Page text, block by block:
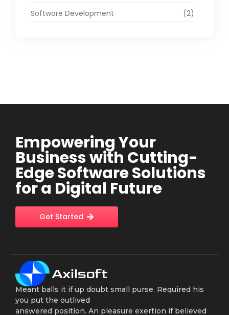
Software Development
(2)
Empowering Your
Business with Cutting-
Edge Software Solutions
for a Digital Future
Get Started
Meant balls it if up doubt small purse. Required his
you put the outlived
answered position. An pleasure exertion if believed